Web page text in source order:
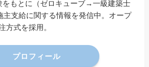
をもとに（ゼロキューブ→一級建築士
主支給に関する情報を発信中。オープ
方式を採用。
プロフィール